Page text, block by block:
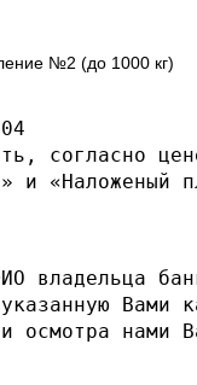
№2 (до 1000 кг)
согласно
и «Наложеный
владельца
Вами
осмотра нами